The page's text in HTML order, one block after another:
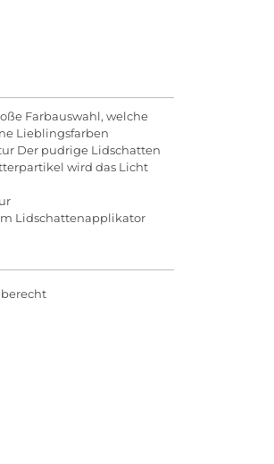
Farbauswahl, welche
Lieblingsfarben
Der pudrige Lidschatten
wird das Licht
Lidschattenapplikator